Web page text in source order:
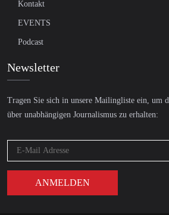
Kontakt
EVENTS
Podcast
Newsletter
Tragen Sie sich in unsere Mailingliste ein, um
über unabhängigen Journalismus zu erhalten: